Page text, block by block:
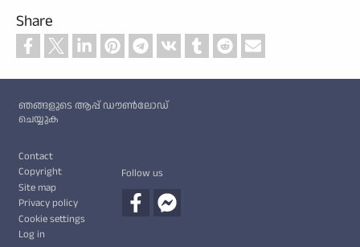
Share
ഞങ്ങളുടെ ആപ്പ് ഡൗൺലോഡ്
ചെയ്യുക
Contact
Copyright
Site map
Privacy policy
Cookie settings
Log in
Follow us